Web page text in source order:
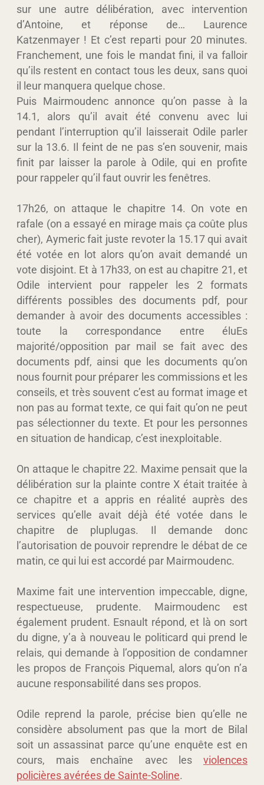
sur une autre délibération, avec intervention
d’Antoine, et réponse de… Laurence
Katzenmayer ! Et c’est reparti pour 20 minutes.
Franchement, une fois le mandat fini, il va falloir
qu’ils restent en contact tous les deux, sans quoi
il leur manquera quelque chose.
Puis Mairmoudenc annonce qu’on passe à la
14.1, alors qu’il avait été convenu avec lui
pendant l’interruption qu’il laisserait Odile parler
sur la 13.6. Il feint de ne pas s’en souvenir, mais
finit par laisser la parole à Odile, qui en profite
pour rappeler qu’il faut ouvrir les fenêtres.
17h26, on attaque le chapitre 14. On vote en
rafale (on a essayé en mirage mais ça coûte plus
cher), Aymeric fait juste revoter la 15.17 qui avait
été votée en lot alors qu’on avait demandé un
vote disjoint. Et à 17h33, on est au chapitre 21, et
Odile intervient pour rappeler les 2 formats
différents possibles des documents pdf, pour
demander à avoir des documents accessibles :
toute la correspondance entre éluEs
majorité/opposition par mail se fait avec des
documents pdf, ainsi que les documents qu’on
nous fournit pour préparer les commissions et les
conseils, et très souvent c’est au format image et
non pas au format texte, ce qui fait qu’on ne peut
pas sélectionner du texte. Et pour les personnes
en situation de handicap, c’est inexploitable.
On attaque le chapitre 22. Maxime pensait que la
délibération sur la plainte contre X était traitée à
ce chapitre et a appris en réalité auprès des
services qu’elle avait déjà été votée dans le
chapitre de pluplugas. Il demande donc
l’autorisation de pouvoir reprendre le débat de ce
matin, ce qui lui est accordé par Mairmoudenc.
Maxime fait une intervention impeccable, digne,
respectueuse, prudente. Mairmoudenc est
également prudent. Esnault répond, et là on sort
du digne, y’a à nouveau le politicard qui prend le
relais, qui demande à l’opposition de condamner
les propos de François Piquemal, alors qu’on n’a
aucune responsabilité dans ses propos.
Odile reprend la parole, précise bien qu’elle ne
considère absolument pas que la mort de Bilal
soit un assassinat parce qu’une enquête est en
cours, mais enchaîne avec les violences
policières avérées de Sainte-Soline.